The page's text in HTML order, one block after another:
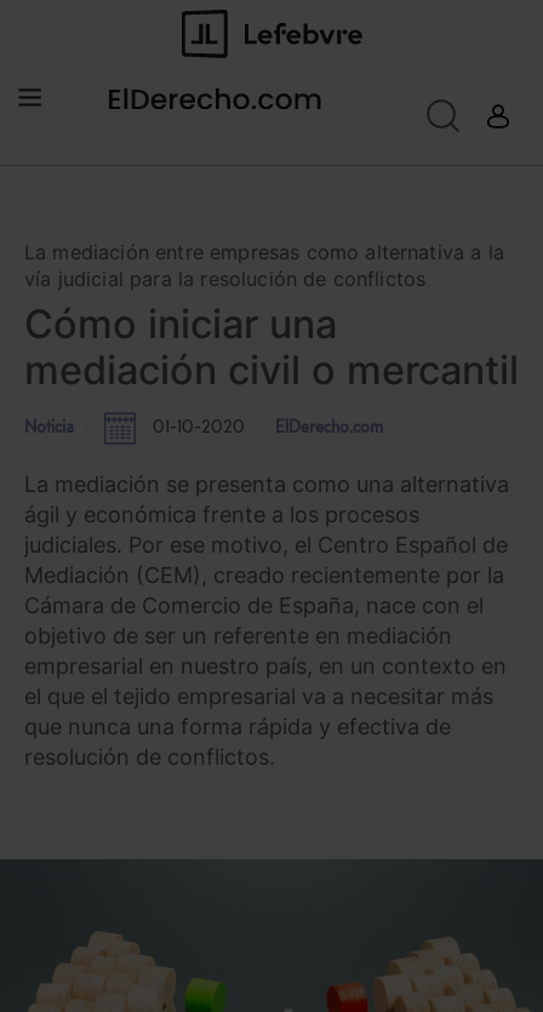
La mediación entre empresas como alternativa a la
vía judicial para la resolución de conflictos
Cómo iniciar una
mediación civil o mercantil
Noticia 01-10-2020 ElDerecho.com
La mediación se presenta como una alternativa
ágil y económica frente a los procesos
judiciales. Por ese motivo, el Centro Español de
Mediación (CEM), creado recientemente por la
Cámara de Comercio de España, nace con el
objetivo de ser un referente en mediación
empresarial en nuestro país, en un contexto en
el que el tejido empresarial va a necesitar más
que nunca una forma rápida y efectiva de
resolución de conflictos.